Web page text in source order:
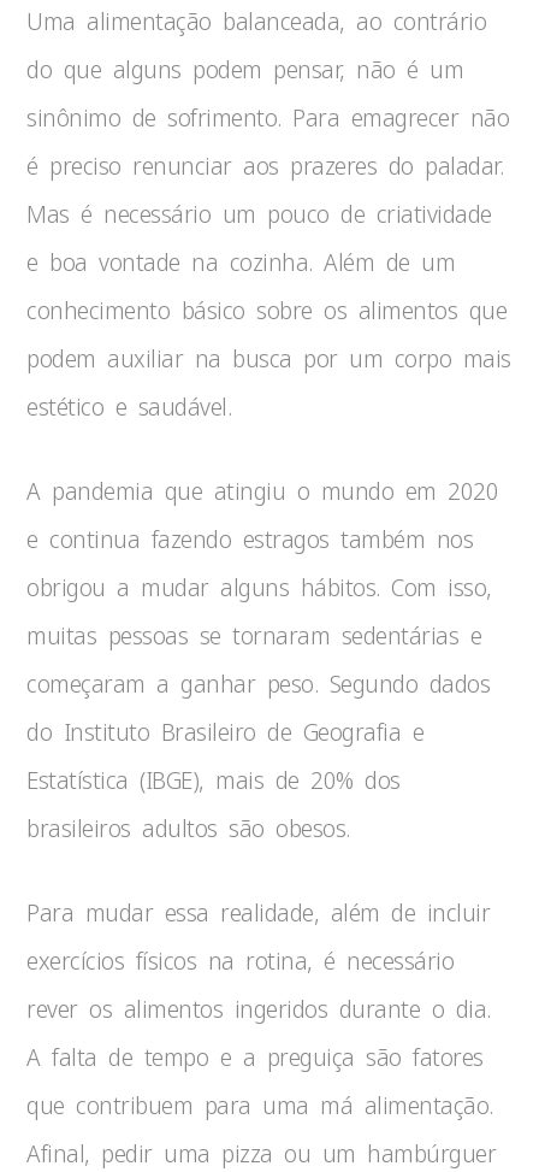
Uma alimentação balanceada, ao contrário
do que alguns podem pensar, não é um
sinônimo de sofrimento. Para emagrecer não
é preciso renunciar aos prazeres do paladar.
Mas é necessário um pouco de criatividade
e boa vontade na cozinha. Além de um
conhecimento básico sobre os alimentos que
podem auxiliar na busca por um corpo mais
estético e saudável.
A pandemia que atingiu o mundo em 2020
e continua fazendo estragos também nos
obrigou a mudar alguns hábitos. Com isso,
muitas pessoas se tornaram sedentárias e
começaram a ganhar peso. Segundo dados
do Instituto Brasileiro de Geografia e
Estatística (IBGE), mais de 20% dos
brasileiros adultos são obesos.
Para mudar essa realidade, além de incluir
exercícios físicos na rotina, é necessário
rever os alimentos ingeridos durante o dia.
A falta de tempo e a preguiça são fatores
que contribuem para uma má alimentação.
Afinal, pedir uma pizza ou um hambúrguer